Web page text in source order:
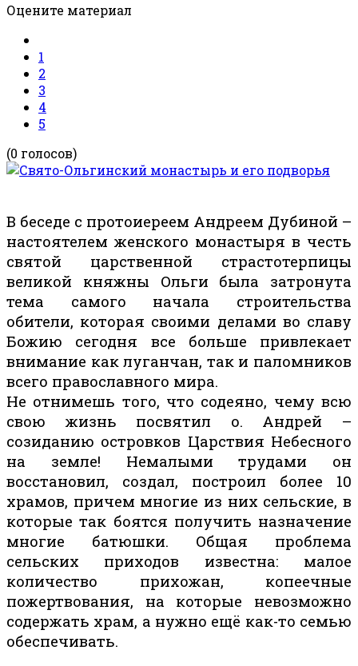
Оцените материал
1
2
3
4
5
(0 голосов)
В беседе с протоиереем Андреем Дубиной –
настоятелем женского монастыря в честь
святой царственной страстотерпицы
великой княжны Ольги была затронута
тема самого начала строительства
обители, которая своими делами во славу
Божию сегодня все больше привлекает
внимание как луганчан, так и паломников
всего православного мира.
Не отнимешь того, что содеяно, чему всю
свою жизнь посвятил о. Андрей –
созиданию островков Царствия Небесного
на земле! Немалыми трудами он
восстановил, создал, построил более 10
храмов, причем многие из них сельские, в
которые так боятся получить назначение
многие батюшки. Общая проблема
сельских приходов известна: малое
количество прихожан, копеечные
пожертвования, на которые невозможно
содержать храм, а нужно ещё как-то семью
обеспечивать.